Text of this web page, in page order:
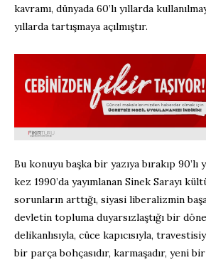
kavramı, dünyada 60’lı yıllarda
yıllarda tartışmaya açılmıştır.
Bu konuyu başka bir yazıya bırakıp
kez 1990’da yayımlanan Sinek Sarayı
sorunların arttığı, siyasi liberalizmin
devletin topluma duyarsızlaştığı bir
delikanlısıyla, cüce kapıcısıyla,
bir parça bohçasıdır, karmaşadır, yeni